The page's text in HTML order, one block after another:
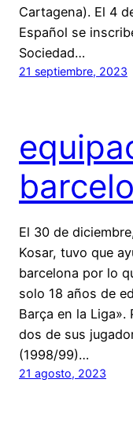
Cartagena). El 4
Español se
Sociedad…
21 septiembre, 2023
El 30 de
Kosar, tuvo que
barcelona por lo
solo 18 años de
Barça en la Liga».
dos de sus
(1998/99)…
21 agosto, 2023